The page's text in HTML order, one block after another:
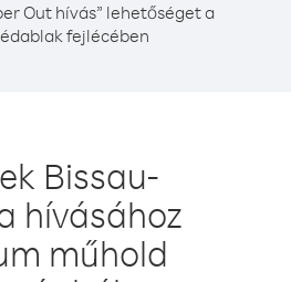
Out hívás” lehetőséget a
fejlécében
Bissau-
hívásához
műhold